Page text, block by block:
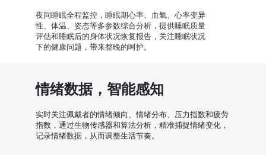
夜间睡眠全程监控，睡眠期心率、血氧、心率变异
性、体温、姿态等多参数综合分析，提供睡眠质量
评估和睡眠后的身体状况恢复报告，关注睡眠状况
下的健康问题，带来整晚的呵护。
情绪数据，智能感知
实时关注佩戴者的情绪倾向、情绪分布、压力指数和疲劳
指数，通过生物传感器和算法分析，精准捕捉情绪变化，
记录情绪数据，从而调整生活节奏。